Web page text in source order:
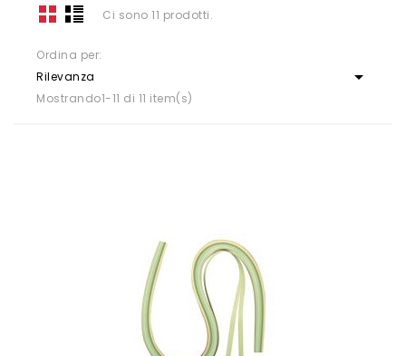
Ci sono 11 prodotti.
Ordina per:
Rilevanza

Mostrando1-11 di 11 item(s)